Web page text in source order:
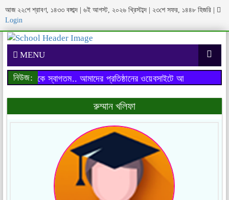
আজ ২২শে শ্রাবণ, ১৪৩৩ বঙ্গাব্দ | ৬ই আগস্ট, ২০২৬ খ্রিস্টাব্দ | ২৩শে সফর, ১৪৪৮ হিজরি
Login
MENU
নিউজ: আমাদের প্রতিষ্ঠানের ওয়েবসাইটে আপনাকে স্বাগতম..
আপনাকে স্বাগতম..
রুম্মান খলিফা